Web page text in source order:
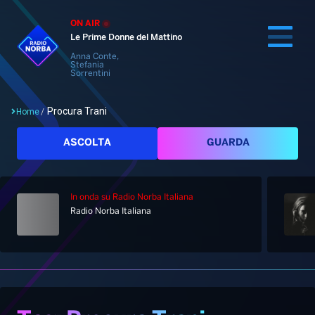
ON AIR
Le Prime Donne del Mattino
Anna Conte,
Stefania
Sorrentini
Palinsesto
Notizie
Home/ Procura Trani
ASCOLTA GUARDA
In onda su Radio Norba Italiana
Radio Norba Italiana